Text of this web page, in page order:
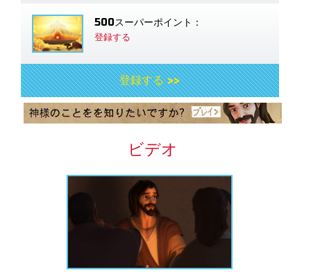
500スーパーポイント：
登録する
登録する >>
ビデオ